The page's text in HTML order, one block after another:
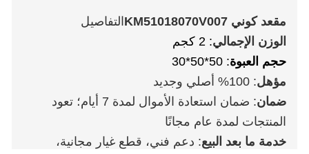
مقعد كوني KM51018070V007
التفاصيل
الوزن الإجمالي: 2 كجم
حجم العبوة: 50*50*30
مؤهل: 100% أصلي وجديد
ضمان
: ضمان استعادة الأموال لمدة 7 أيام؛ تعود
المنتجات لمدة عام مجانًا
خدمة ما بعد البيع: دعم فني، قطع غيار مجانية،